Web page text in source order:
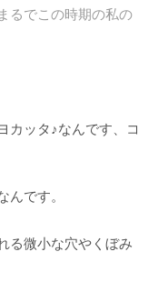
まるでこの時期の私の
カッタ♪なんです、コ
んです。
る微小な穴やくぼみ